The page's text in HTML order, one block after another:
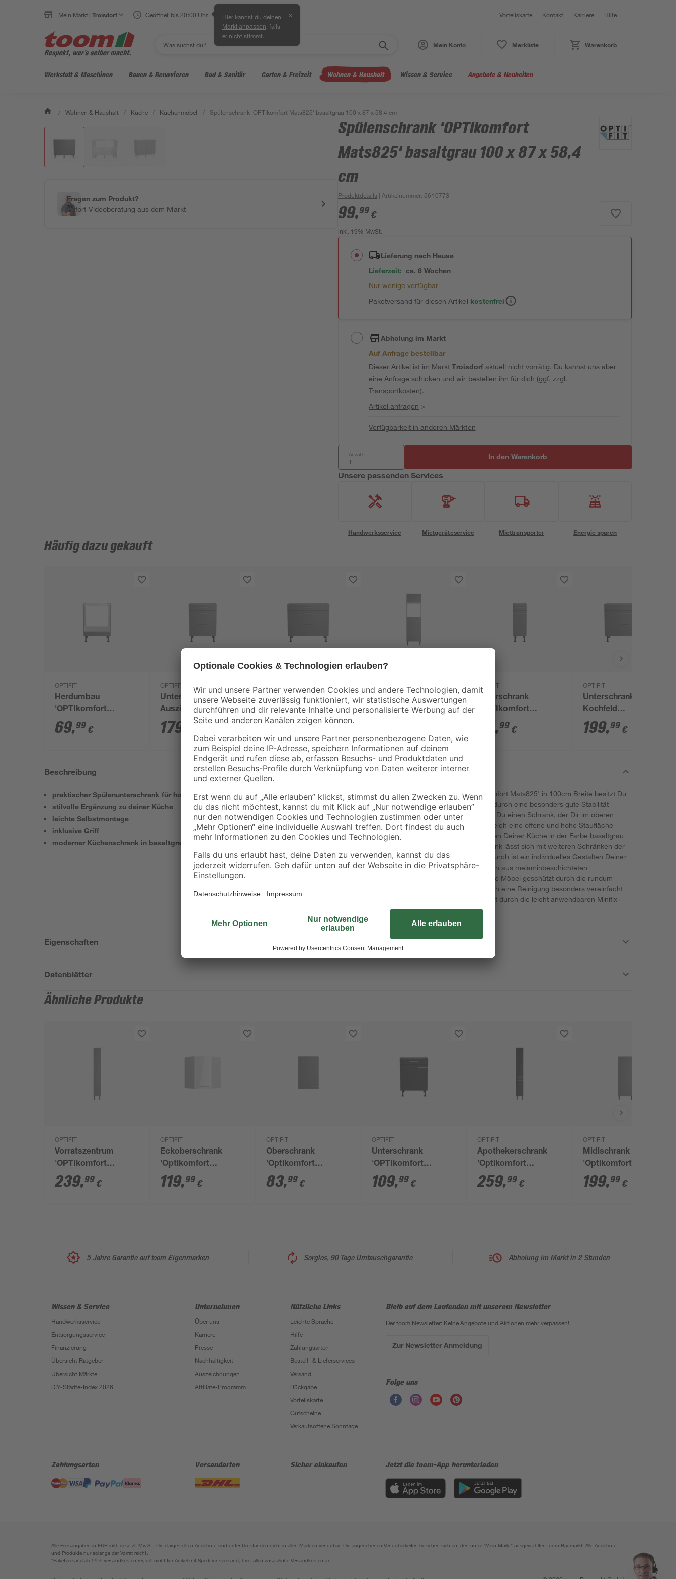
Mein Markt: Troisdorf Geöffnet bis 20:00 Uhr Hier kannst du deinen
Markt anpassen , falls
er nicht stimmt.
✕ Vorteilskarte Kontakt Karriere Hilfe
Mein Konto Merkliste Warenkorb
Werkstatt & Maschinen Bauen & Renovieren Bad & Sanitär Garten & Freizeit Wohnen & Haushalt Wissen & Service Angebote & Neuheiten
/ Wohnen & Haushalt / Küche / Küchenmöbel / Spülenschrank 'OPTIkomfort Mats825' basaltgrau 100 x 87 x 58,4 cm
Fragen zum Produkt?
Sofort-Videoberatung aus dem Markt
Spülenschrank 'OPTIkomfort
Mats825' basaltgrau 100 x 87 x 58,4
cm
Produktdetails | Artikelnummer: 5610773
99,99 €
inkl. 19% MwSt.
Lieferung nach Hause
Lieferzeit: ca. 6 Wochen
Nur wenige verfügbar
Paketversand für diesen Artikel kostenfrei
Abholung im Markt
Auf Anfrage bestellbar
Dieser Artikel ist im MarktTroisdorfaktuell nicht vorrätig. Du kannst uns aber
eine Anfrage schicken und wir bestellen ihn für dich (ggf. zzgl.
Transportkosten).
Artikel anfragen >
Verfügbarkeit in anderen Märkten
Anzahl: In den Warenkorb
Unsere passenden Services
Handwerksservice Mietgeräteservice Miettransporter Energie sparen
Häufig dazu gekauft
OPTIFIT
Herdumbau
'OPTIkomfort
Mats825' basaltgrau
60 x 87 x 58,4 cm
69,99 €
OPTIFIT
Unterschrank mit 3
Auszügen
'OPTIkomfort
Mats825' basaltgrau
60 x 87 x 58,4 cm
179 99
OPTIFIT
Unterschrank mit 3
Auszügen
'OPTIkomfort
Mats825' basaltgrau
90 x 87 x 58,4 cm
219,99
OPTIFIT
Hochschrank für
Backofen und
'OPTIkofmort
Mats825' basaltgrau
60 x 211,8 x 58,4 cm
OPTIFIT
Unterschrank
'OPTIkomfort
Mats825' basaltgrau
30 x 87 x 58,4 cm
84,99 €
OPTIFIT
Unterschrank für
Kochfeld
'OPTIkomfort
Mats825' basaltgrau
199,99 €
Beschreibung
praktischer Spülenunterschrank für hohen Stauraum
stilvolle Ergänzung zu deiner Küche
leichte Selbstmontage
inklusive Griff
moderner Küchenschrank in basaltgrau
Mit dem Spülenunterschrank der Serie 'OPTIkomfort Mats825' in 100cm Breite besitzt Du
ein Qualitätsmöbelstück Made in Germany, das durch eine besonders gute Stabilität
überzeugt. Mit dem Spülenunterschrank erhältst Du einen Schrank, der Dir im oberen
Bereich Platz für eine Spüle und im unteren Bereich eine offene und hohe Staufläche
bietet. Die Schränke der Serie 'Mats825' verleihen Deiner Küche in der Farbe basaltgrau
einen modernen und eleganten Look. Der Schrank lässt sich mit weiteren Schränken der
Serie 'Mats825' hervorragend kombinieren. Dadurch ist ein individuelles Gestalten Deiner
Küche leichtgemacht. Front und Korpus bestehen aus melaminbeschichteten
Qualitätsspanplatten. Gegen Feuchtigkeit sind die Möbel geschützt durch die rundum
beschichteten Front- und Korpuskanten, wodurch eine Reinigung besonders vereinfacht
ist. Die Montage ist bequem und kundenorientiert durch die leicht anwendbaren Minifix-
Excenter-Verbindungstechnik.
Eigenschaften
Datenblätter
Ähnliche Produkte
OPTIFIT
Vorratszentrum
'OPTIkomfort
Mats825' basaltgrau
30 x 211,8 x 58,4 cm
239,99 €
OPTIFIT
Eckoberschrank
'Optikomfort
Rurik986' weiß 60 x
70,4 x 34,9 cm
119,99 €
OPTIFIT
Oberschrank
'Optikomfort
Mats825' grau 45 x
70,4 x 34,9 cm
83,99 €
OPTIFIT
Unterschrank
'OPTIkomfort
Ingvar420' anthrazit
matt 60 x 87 x 58,4
109,99 €
OPTIFIT
Apothekerschrank
'Optikomfort
Jonte984'
anthrazit/eichefarben
259,99 €
OPTIFIT
Midischrank
'Optikomfort
Mats825' grau 60 x
176,6 x 58,4 cm
199,99 €
5 Jahre Garantie auf toom Eigenmarken Sorglos, 90 Tage Umtauschgarantie Abholung im Markt in 2 Stunden
Wissen & Service
Handwerksservice
Entsorgungsservice
Finanzierung
Übersicht Ratgeber
Übersicht Märkte
DIY-Städte-Index 2026
Unternehmen
Über uns
Karriere
Presse
Nachhaltigkeit
Auszeichnungen
Affiliate-Programm
Nützliche Links
Leichte Sprache
Hilfe
Zahlungsarten
Bestell- & Lieferservices
Versand
Rückgabe
Vorteilskarte
Gutscheine
Verkaufsoffene Sonntage
Bleib auf dem Laufenden mit unserem Newsletter
Der toom Newsletter: Keine Angebote und Aktionen mehr verpassen!
Zur Newsletter Anmeldung
Folge uns
Zahlungsarten Versandarten Sicher einkaufen Jetzt die toom-App herunterladen
Alle Preisangaben in EUR inkl. gesetzl. MwSt.. Die dargestellten Angebote sind unter Umständen nicht in allen Märkten verfügbar. Die angegebenen Verfügbarkeiten beziehen sich auf den unter "Mein Markt" ausgewählten toom Baumarkt. Alle Angebote
und Produkte nur solange der Vorrat reicht.
*Paketversand ab 59 € versandkostenfrei, gilt nicht für Artikel mit Speditionsversand, hier fallen zusätzliche Versandkosten an.